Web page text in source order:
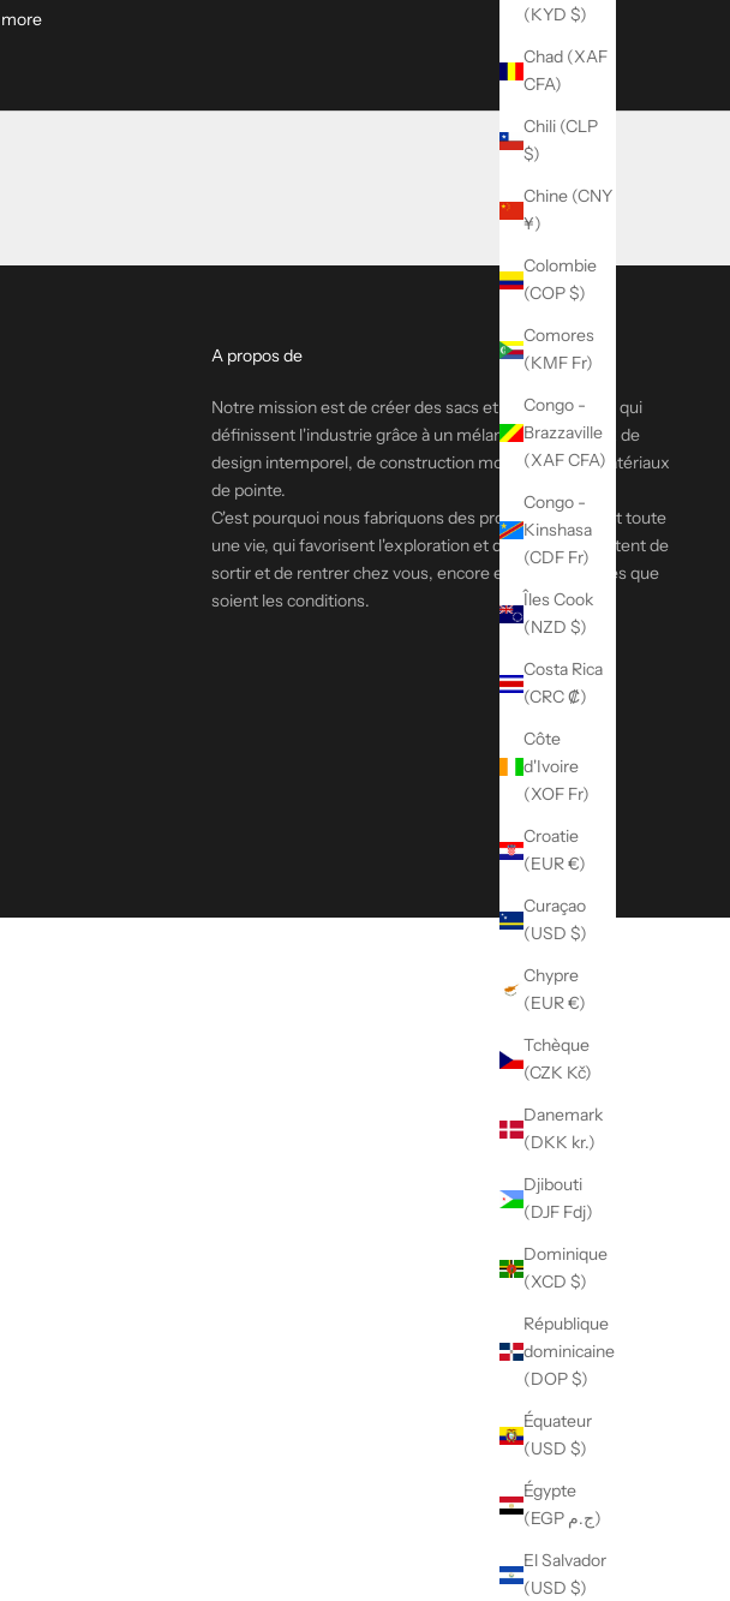
(KYD $)
Chad (XAF
CFA)
Chili (CLP
$)
Chine (CNY
¥)
Colombie
(COP $)
Comores
(KMF Fr)
Congo -
Brazzaville
(XAF CFA)
Congo -
Kinshasa
(CDF Fr)
Îles Cook
(NZD $)
Costa Rica
(CRC ₡)
Côte
d'Ivoire
(XOF Fr)
Croatie
(EUR €)
Curaçao
(USD $)
Chypre
(EUR €)
Tchèque
(CZK Kč)
Danemark
(DKK kr.)
Djibouti
(DJF Fdj)
Dominique
(XCD $)
République
dominicaine
(DOP $)
Équateur
(USD $)
Égypte
(EGP ج.م)
El Salvador
(USD $)
moreAbout On The Road With TYCHO
A propos de
Notre mission est de créer des sacs et des vêtements qui
définissent l'industrie grâce à un mélange harmonieux de
design intemporel, de construction moderne et de matériaux
de pointe.
C'est pourquoi nous fabriquons des produits qui durent toute
une vie, qui favorisent l'exploration et qui vous permettent de
sortir et de rentrer chez vous, encore et encore, quelles que
soient les conditions.